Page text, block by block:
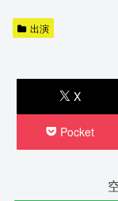
出演
X
Pocket